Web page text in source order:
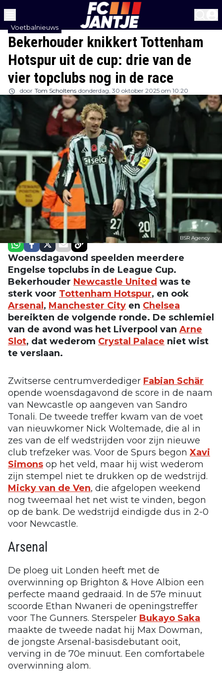
Bekerhouder knikkert Tottenham
Hotspur uit de cup: drie van de
vier topclubs nog in de race
Voetbalnieuws
door Tom Scholtens donderdag, 30 oktober 2025 om 10:20
BSR Agency
Woensdagavond speelden meerdere
Engelse topclubs in de League Cup.
Bekerhouder Newcastle United was te
sterk voor Tottenham Hotspur, en ook
Arsenal, Manchester City en Chelsea
bereikten de volgende ronde. De schlemiel
van de avond was het Liverpool van Arne
Slot, dat wederom Crystal Palace niet wist
te verslaan.
Zwitserse centrumverdediger Fabian Schär
opende woensdagavond de score in de naam
van Newcastle op aangeven van Sandro
Tonali. De tweede treffer kwam van de voet
van nieuwkomer Nick Woltemade, die al in
zes van de elf wedstrijden voor zijn nieuwe
club trefzeker was. Voor de Spurs begonXavi
Simons op het veld, maar hij wist wederom
zijn stempel niet te drukken op de wedstrijd.
Micky van de Ven, die afgelopen weekend
nog tweemaal het net wist te vinden, begon
op de bank. De wedstrijd eindigde dus in 2-0
voor Newcastle.
Arsenal
De ploeg uit Londen heeft met de
overwinning op Brighton & Hove Albion een
perfecte maand gedraaid. In de 57e minuut
scoorde Ethan Nwaneri de openingstreffer
voor The Gunners. Sterspeler Bukayo Saka
maakte de tweede nadat hij Max Dowman,
de jongste Arsenal-basisdebutant ooit,
verving in de 70e minuut. Een comfortabele
overwinning alom.